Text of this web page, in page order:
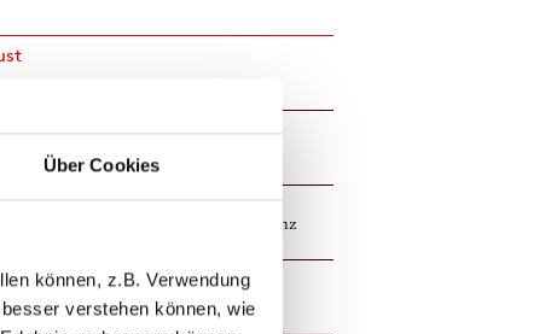
Über Cookies
können, z.B. Verwendung
verstehen können, wie
Lesung
Lesung
Daniel Faßbender liest in Koblenz
Lesung
Elena Fischer liest in Mainz